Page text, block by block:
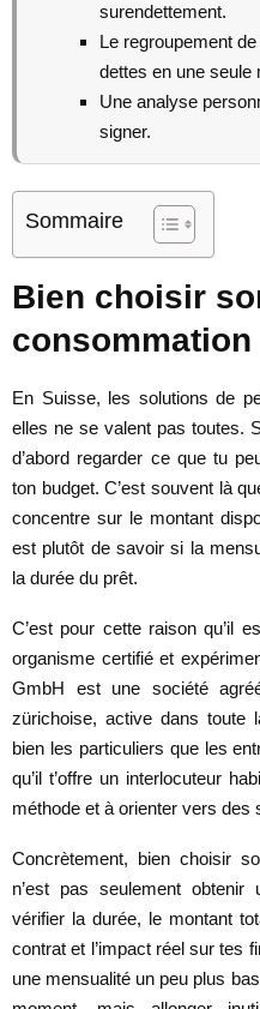
surendettement.
Le regroupement
dettes en une seule
Une analyse
signer.
Sommaire
Bien choisir
consommation
En Suisse, les solutions de
elles ne se valent pas toutes.
d’abord regarder ce que tu
ton budget. C’est souvent là
concentre sur le montant
est plutôt de savoir si la
la durée du prêt.
C’est pour cette raison qu’il
organisme certifié et
GmbH est une société
zürichoise, active dans toute
bien les particuliers que les
qu’il t’offre un interlocuteur
méthode et à orienter vers des
Concrètement, bien choisir
n’est pas seulement obtenir
vérifier la durée, le montant
contrat et l’impact réel sur tes
une mensualité un peu plus